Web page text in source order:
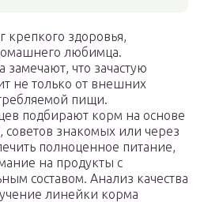
здоровья,
любимца.
что зачастую
не только от внешних
пищи.
подбирают корм на основе
знакомых или через
полноценное питание,
на продукты с
составом. Анализ качества
линейки корма